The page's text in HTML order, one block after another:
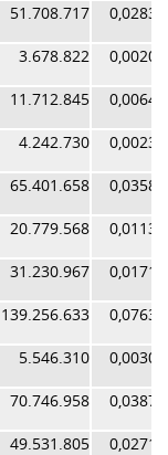
51.708.717
3.678.822
11.712.845
4.242.730
65.401.658
20.779.568
31.230.967
139.256.633
5.546.310
70.746.958
49.531.805